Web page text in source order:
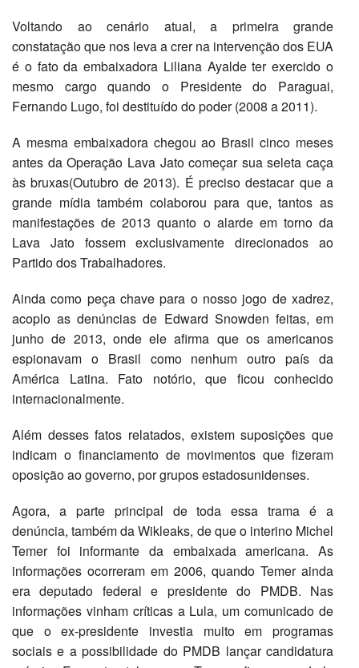
Voltando ao cenário atual, a primeira grande
constatação que nos leva a crer na intervenção dos EUA
é o fato da embaixadora Liliana Ayalde ter exercido o
mesmo cargo quando o Presidente do Paraguai,
Fernando Lugo, foi destituído do poder (2008 a 2011).
A mesma embaixadora chegou ao Brasil cinco meses
antes da Operação Lava Jato começar sua seleta caça
às bruxas(Outubro de 2013). É preciso destacar que a
grande mídia também colaborou para que, tantos as
manifestações de 2013 quanto o alarde em torno da
Lava Jato fossem exclusivamente direcionados ao
Partido dos Trabalhadores.
Ainda como peça chave para o nosso jogo de xadrez,
acoplo as denúncias de Edward Snowden feitas, em
junho de 2013, onde ele afirma que os americanos
espionavam o Brasil como nenhum outro país da
América Latina. Fato notório, que ficou conhecido
internacionalmente.
Além desses fatos relatados, existem suposições que
indicam o financiamento de movimentos que fizeram
oposição ao governo, por grupos estadosunidenses.
Agora, a parte principal de toda essa trama é a
denúncia, também da Wikleaks, de que o interino Michel
Temer foi informante da embaixada americana. As
informações ocorreram em 2006, quando Temer ainda
era deputado federal e presidente do PMDB. Nas
informações vinham críticas a Lula, um comunicado de
que o ex-presidente investia muito em programas
sociais e a possibilidade do PMDB lançar candidatura